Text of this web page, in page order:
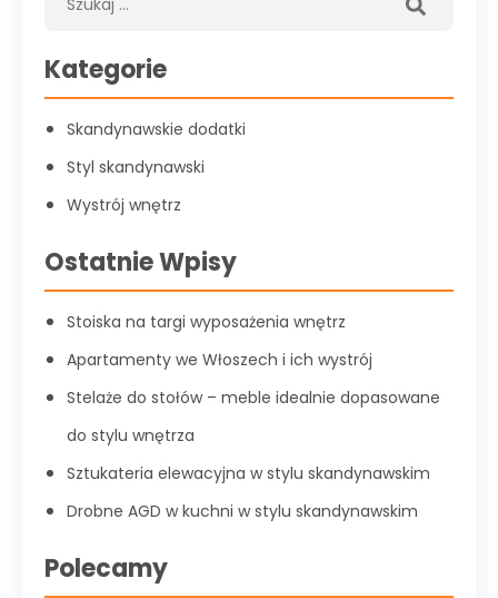
Kategorie
Skandynawskie dodatki
Styl skandynawski
Wystrój wnętrz
Ostatnie Wpisy
Stoiska na targi wyposażenia wnętrz
Apartamenty we Włoszech i ich wystrój
Stelaże do stołów – meble idealnie dopasowane
do stylu wnętrza
Sztukateria elewacyjna w stylu skandynawskim
Drobne AGD w kuchni w stylu skandynawskim
Polecamy